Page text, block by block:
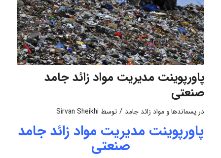
پاورپوینت مدیریت مواد زائد جامد
صنعتی
در پسماندها و مواد زائد جامد / توسط Sirvan Sheikhi
پاورپوینت مدیریت مواد زائد جامد
صنعتی